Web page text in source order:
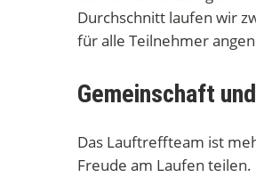
Durchschnitt laufen wir
für alle Teilnehmer
Gemeinschaft
Das Lauftreffteam ist
Freude am Laufen